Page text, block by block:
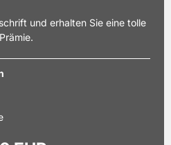
und erhalten Sie eine tolle
Prämie.